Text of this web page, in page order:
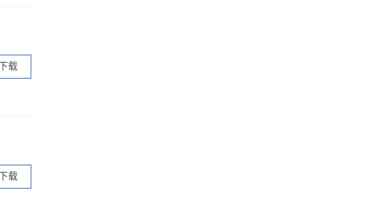
载
载